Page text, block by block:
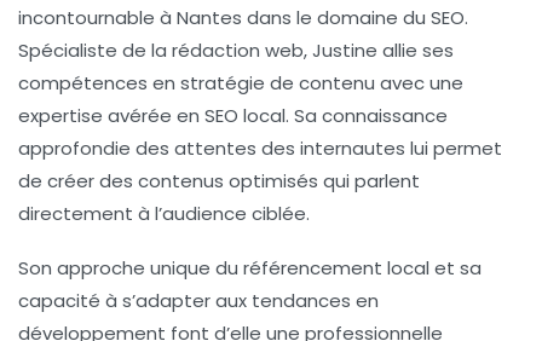
incontournable à Nantes dans le domaine du SEO.
Spécialiste de la rédaction web, Justine allie ses
compétences en stratégie de contenu avec une
expertise avérée en SEO local. Sa connaissance
approfondie des attentes des internautes lui permet
de créer des contenus optimisés qui parlent
directement à l’audience ciblée.
Son approche unique du référencement local et sa
capacité à s’adapter aux tendances en
développement font d’elle une professionnelle